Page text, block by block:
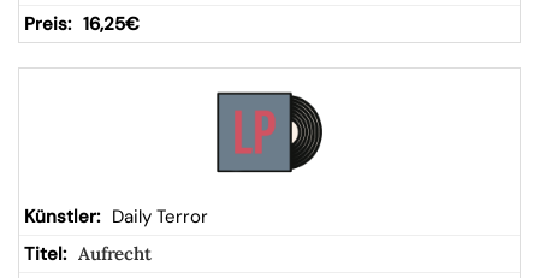
16,25€
Daily Terror
Aufrecht